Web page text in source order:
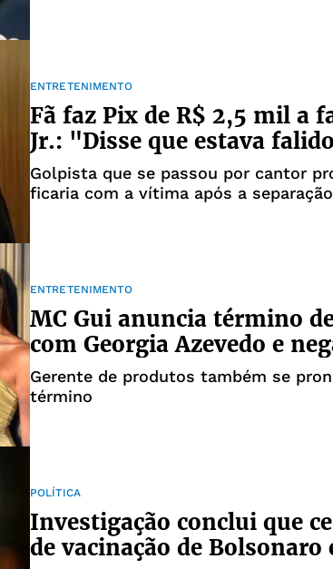
ENTRETENIMENTO
Fã faz Pix de R$ 2,5 mil a
Jr.: "Disse que estava
Golpista que se passou por cantor
ficaria com a vítima após a separação
ENTRETENIMENTO
MC Gui anuncia término
com Georgia Azevedo e
Gerente de produtos também se
término
POLÍTICA
Investigação conclui que
de vacinação de Bolsonaro